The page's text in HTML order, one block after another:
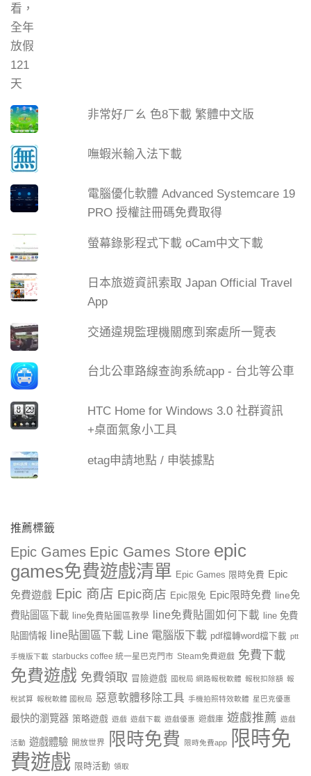
非常好ㄏㄠ 色8下載 繁體中文版
嘸蝦米輸入法下載
電腦優化軟體 Advanced Systemcare 19
PRO 授權註冊碼免費取得
螢幕錄影程式下載 oCam中文下載
日本旅遊資訊索取 Japan Official Travel
App
交通違規監理機關應到案處所一覽表
台北公車路線查詢系統app - 台北等公車
HTC Home for Windows 3.0 社群資訊
+桌面氣象小工具
etag申請地點 / 申裝據點
推薦標籤
Epic Games Epic Games Store epic
games免費遊戲清單 Epic Games 限時免費 Epic
免費遊戲 Epic 商店 Epic商店 Epic限免 Epic限時免費 line免
費貼圖區下載
line免費貼圖區教學 line免費貼圖如何下載
line 免費
貼圖情報 line貼圖區下載 Line 電腦版下載 pdf檔轉word檔下載 ptt
手機版下載 starbucks coffee 統一星巴克門市 Steam免費遊戲 免費下載
免費遊戲 免費領取 冒險遊戲 國稅局 網路報稅軟體 報稅扣除額 報
稅試算 報稅軟體 國稅局 惡意軟體移除工具 手機拍照特效軟體 星巴克優惠
最快的瀏覽器 策略遊戲 遊戲 遊戲下載 遊戲優惠 遊戲庫 遊戲推薦 遊戲
活動 遊戲體驗 開放世界 限時免費 限時免費app
限時免
費遊戲 限時活動 領取